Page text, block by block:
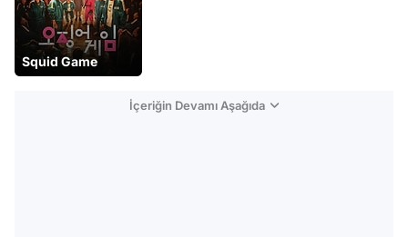
Squid Game
İçeriğin Devamı Aşağıda